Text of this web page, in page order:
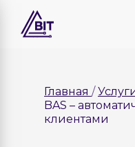
Главная
BAS –
клиентами